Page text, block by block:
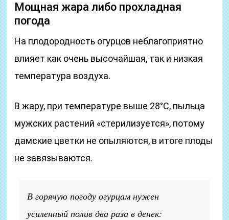
Мощная жара либо прохладная
погода
На плодородность огурцов неблагоприятно
влияет как очень высочайшая, так и низкая
температура воздуха.
В жару, при температуре выше 28°С, пыльца
мужских растений «стерилизуется», потому
дамские цветки не опыляются, в итоге плоды
не завязываются.
В горячую погоду огурцам нужен
усиленный полив два раза в денек: